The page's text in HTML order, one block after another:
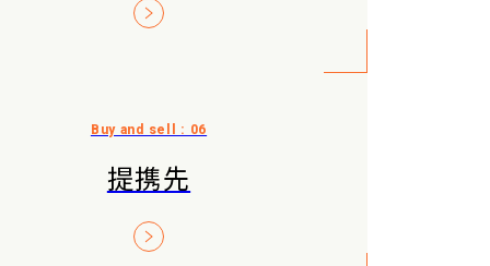
提携先